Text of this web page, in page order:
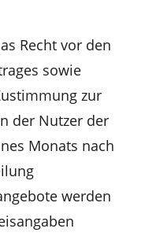
Recht vor den
sowie
zur
der Nutzer der
Monats nach
werden